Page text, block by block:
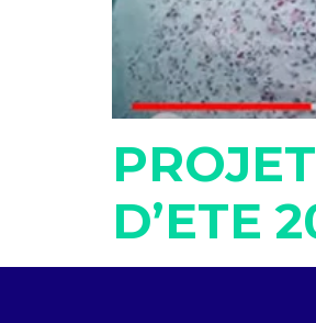
D’ETE